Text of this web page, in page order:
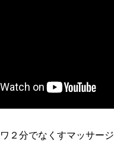
２分でなくすマッサージ